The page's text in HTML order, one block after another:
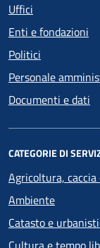
Uffici
Enti e fondazioni
Politici
Personale
Documenti e dati
CATEGORIE DI
Agricoltura, caccia
Ambiente
Catasto e